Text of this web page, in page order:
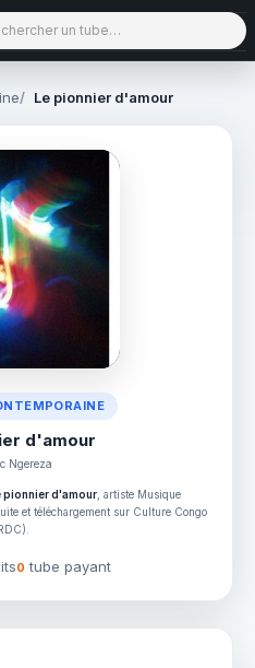
un tube
Le pionnier d'amour
d'amour
Ngereza
pionnier d'amour , artiste Musique
et téléchargement sur Culture Congo
0 tube payant